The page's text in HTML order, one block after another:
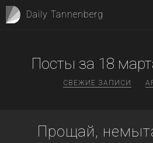
Daily Tannenberg
Посты за 18
СВЕЖИЕ ЗАПИСИ
Прощай,